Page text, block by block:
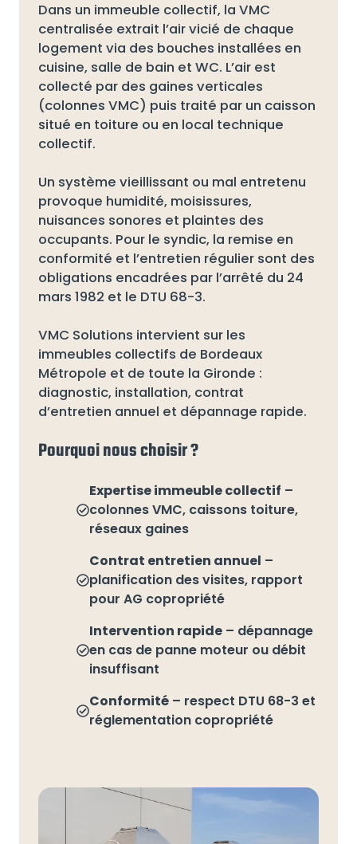
Dans un immeuble collectif, la VMC
centralisée extrait l’air vicié de chaque
logement via des bouches installées en
cuisine, salle de bain et WC. L’air est
collecté par des gaines verticales
(colonnes VMC) puis traité par un caisson
situé en toiture ou en local technique
collectif.
Un système vieillissant ou mal entretenu
provoque humidité, moisissures,
nuisances sonores et plaintes des
occupants. Pour le syndic, la remise en
conformité et l’entretien régulier sont des
obligations encadrées par l’arrêté du 24
mars 1982 et le DTU 68-3.
VMC Solutions intervient sur les
immeubles collectifs de Bordeaux
Métropole et de toute la Gironde :
diagnostic, installation, contrat
d’entretien annuel et dépannage rapide.
Pourquoi nous choisir ?
Expertise immeuble collectif –
colonnes VMC, caissons toiture,
réseaux gaines
Contrat entretien annuel –
planification des visites, rapport
pour AG copropriété
Intervention rapide – dépannage
en cas de panne moteur ou débit
insuffisant
Conformité – respect DTU 68-3 et
réglementation copropriété